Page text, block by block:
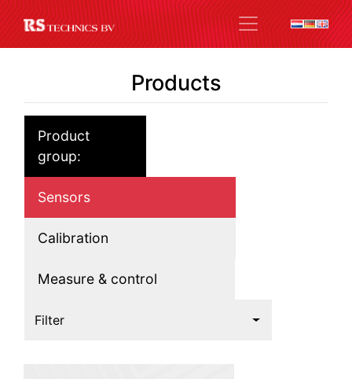
Products
Product
group:
Sensors
Calibration
Measure & control
Filter